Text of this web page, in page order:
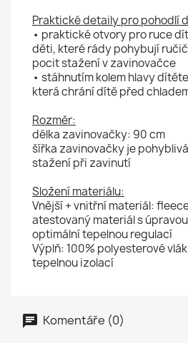
Praktické detaily pro pohodlí
• praktické otvory pro ruce
děti, které rády pohybují
pocit stažení v zavinovačce
• stáhnutím kolem hlavy
která chrání dítě před
Rozměr:
délka zavinovačky: 90 cm
šířka zavinovačky je
stažení při zavinutí
Složení materiálu:
Vnější + vnitřní materiál:
atestovaný materiál s
optimální tepelnou regulací
Výplň: 100% polyesterové
tepelnou izolací
Komentáře (0)